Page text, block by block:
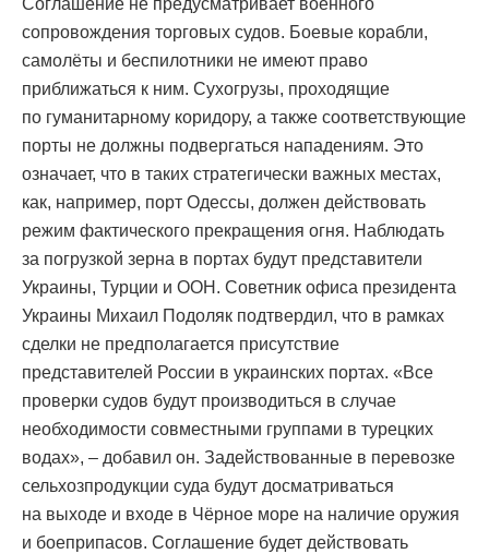
Соглашение не предусматривает военного
сопровождения торговых судов. Боевые корабли,
самолёты и беспилотники не имеют право
приближаться к ним. Сухогрузы, проходящие
по гуманитарному коридору, а также соответствующие
порты не должны подвергаться нападениям. Это
означает, что в таких стратегически важных местах,
как, например, порт Одессы, должен действовать
режим фактического прекращения огня. Наблюдать
за погрузкой зерна в портах будут представители
Украины, Турции и ООН. Советник офиса президента
Украины Михаил Подоляк подтвердил, что в рамках
сделки не предполагается присутствие
представителей России в украинских портах. «Все
проверки судов будут производиться в случае
необходимости совместными группами в турецких
водах», – добавил он. Задействованные в перевозке
сельхозпродукции суда будут досматриваться
на выходе и входе в Чёрное море на наличие оружия
и боеприпасов. Соглашение будет действовать